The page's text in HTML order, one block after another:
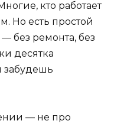
кто работает
Но есть простой
без ремонта, без
десятка
забудешь
— не про